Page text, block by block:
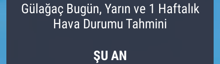
Gülağaç Bugün, Yarın ve 1 Haftalık
Hava Durumu Tahmini
ŞU AN
Süper Lig Puan Durumu ve Fikstür